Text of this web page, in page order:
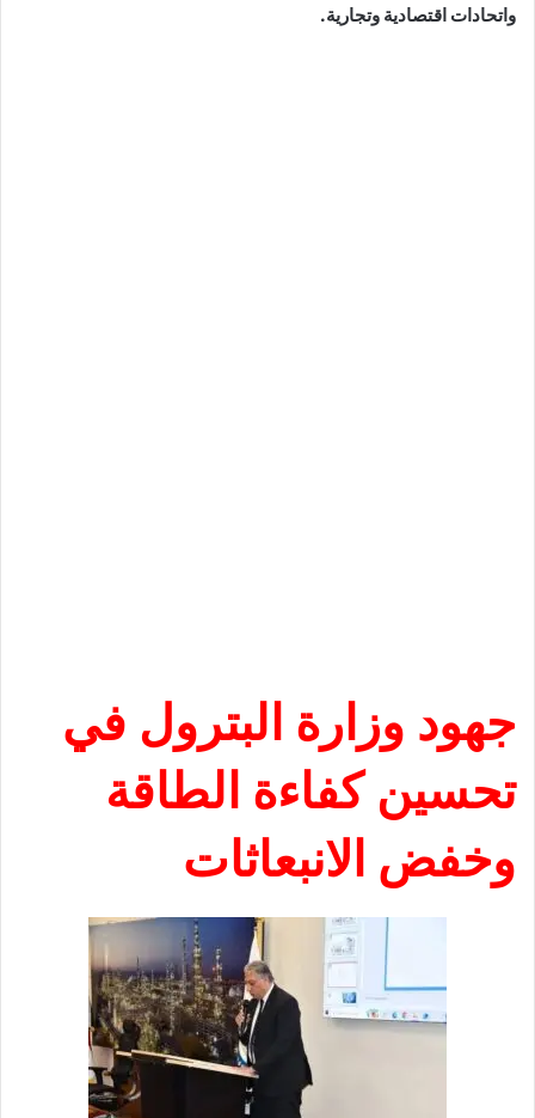
واتحادات اقتصادية وتجارية.
جهود وزارة البترول في
تحسين كفاءة الطاقة
وخفض الانبعاثات